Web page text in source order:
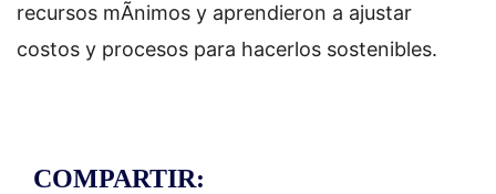
recursos mÃ­nimos y aprendieron a ajustar
costos y procesos para hacerlos sostenibles.
COMPARTIR: